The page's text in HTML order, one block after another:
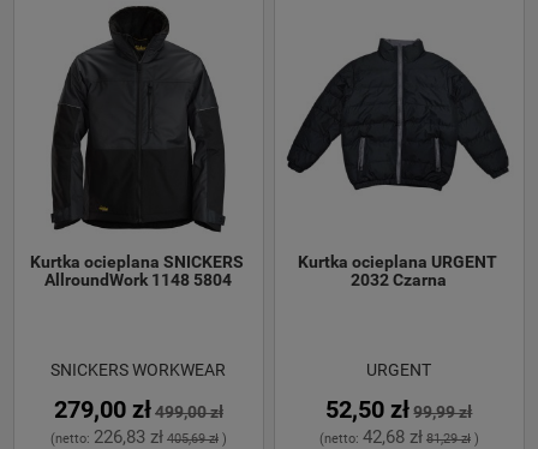
Kurtka ocieplana SNICKERS
AllroundWork 1148 5804
SNICKERS WORKWEAR
279,00 zł499,00 zł
(netto: 226,83 zł 405,69 zł)
Kurtka ocieplana URGENT
2032 Czarna
URGENT
52,50 zł 99,99 zł
(netto: 42,68 zł 81,29 zł)